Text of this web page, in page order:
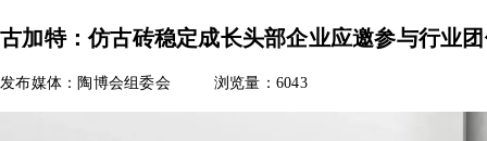
古加特：仿古砖稳定成长头部企业应邀参与行业
发布媒体：陶博会组委会 浏览量：6043